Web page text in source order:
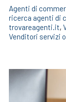
Agenti di
ricerca agenti di
trovareagenti.it,
Venditori servizi